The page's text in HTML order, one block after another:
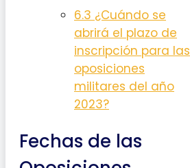
6.3 ¿Cuándo se
abrirá el plazo de
inscripción para las
oposiciones
militares del año
2023?
Fechas de las